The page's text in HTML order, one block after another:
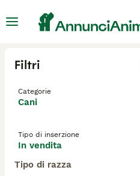
Filtri
Categorie
Cani
Tipo di inserzione
In vendita
Tipo di razza